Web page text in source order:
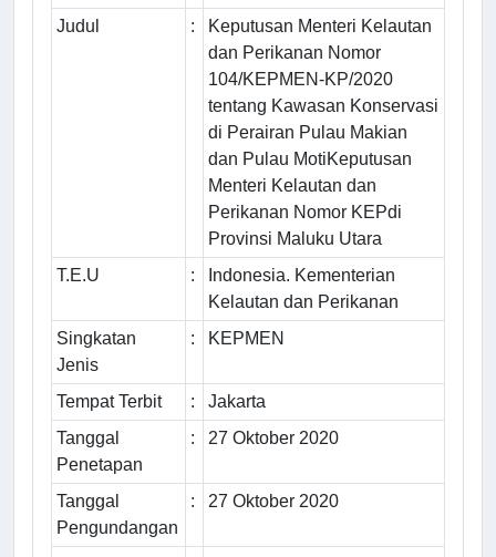
Judul
:
Keputusan Menteri Kelautan
dan Perikanan Nomor
104/KEPMEN-KP/2020
tentang Kawasan Konservasi
di Perairan Pulau Makian
dan Pulau MotiKeputusan
Menteri Kelautan dan
Perikanan Nomor KEPdi
Provinsi Maluku Utara
T.E.U
:
Indonesia. Kementerian
Kelautan dan Perikanan
Singkatan
Jenis
: KEPMEN
Tempat Terbit :
Jakarta
Tanggal
Penetapan
: 27 Oktober 2020
Tanggal
Pengundangan
: 27 Oktober 2020